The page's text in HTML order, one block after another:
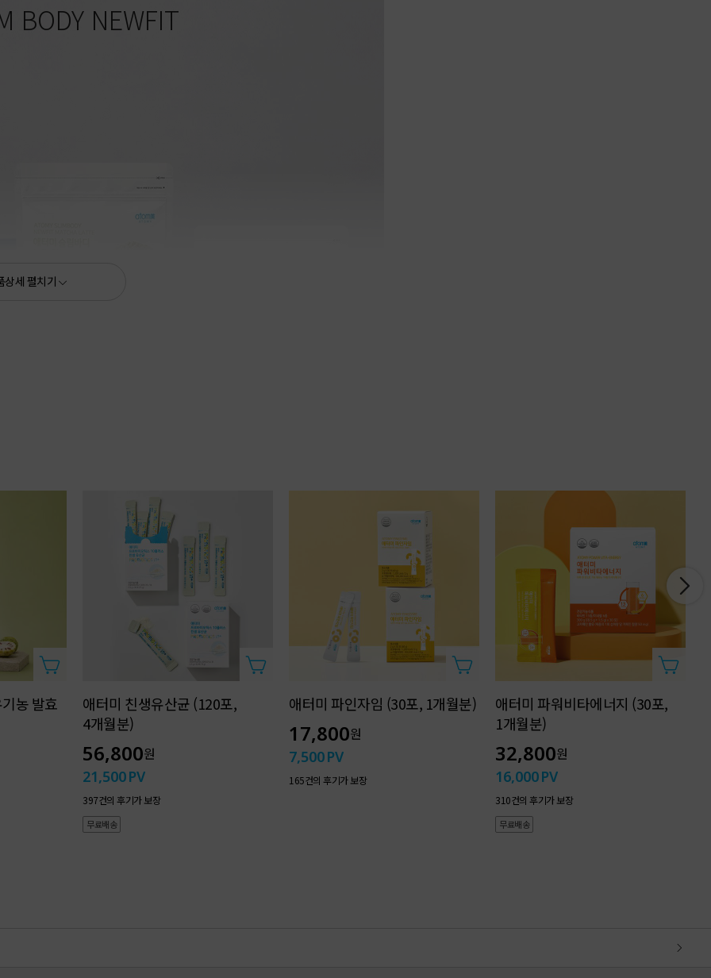
BODY NEWFIT
버터
애터미㈜
㈜웰츄럴바이오
상세 펼치기
농 발효
애터미 친생유산균 (120포,
4개월분)
56,800원
21,500PV
397건의 후기가 보장
무료배송
애터미 파인자임 (30포, 1개월분)
17,800원
7,500PV
165건의 후기가 보장
애터미 파워비타에너지 (30포,
1개월분)
32,800원
16,000PV
310건의 후기가 보장
무료배송